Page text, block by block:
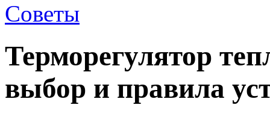
Советы
Терморегулятор
выбор и правила